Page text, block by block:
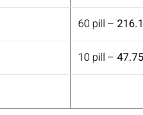
60 pill –
10 pill –